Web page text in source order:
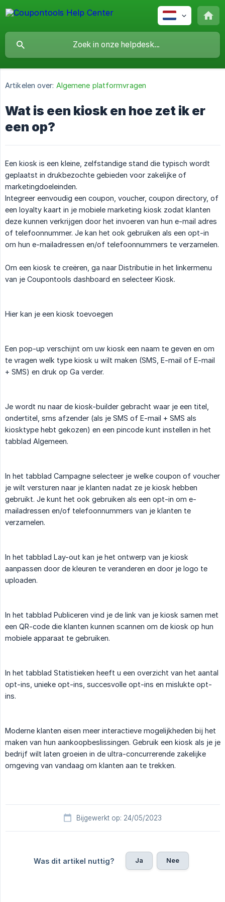
Artikelen over: Algemene platformvragen
Wat is een kiosk en hoe zet ik er
een op?
Een kiosk is een kleine, zelfstandige stand die typisch wordt
geplaatst in drukbezochte gebieden voor zakelijke of
marketingdoeleinden.
Integreer eenvoudig een coupon, voucher, coupon directory, of
een loyalty kaart in je mobiele marketing kiosk zodat klanten
deze kunnen verkrijgen door het invoeren van hun e-mail adres
of telefoonnummer. Je kan het ook gebruiken als een opt-in
om hun e-mailadressen en/of telefoonnummers te verzamelen.
Om een kiosk te creëren, ga naar Distributie in het linkermenu
van je Coupontools dashboard en selecteer Kiosk.
Hier kan je een kiosk toevoegen
Een pop-up verschijnt om uw kiosk een naam te geven en om
te vragen welk type kiosk u wilt maken (SMS, E-mail of E-mail
+ SMS) en druk op Ga verder.
Je wordt nu naar de kiosk-builder gebracht waar je een titel,
ondertitel, sms afzender (als je SMS of E-mail + SMS als
kiosktype hebt gekozen) en een pincode kunt instellen in het
tabblad Algemeen.
In het tabblad Campagne selecteer je welke coupon of voucher
je wilt versturen naar je klanten nadat ze je kiosk hebben
gebruikt. Je kunt het ook gebruiken als een opt-in om e-
mailadressen en/of telefoonnummers van je klanten te
verzamelen.
In het tabblad Lay-out kan je het ontwerp van je kiosk
aanpassen door de kleuren te veranderen en door je logo te
uploaden.
In het tabblad Publiceren vind je de link van je kiosk samen met
een QR-code die klanten kunnen scannen om de kiosk op hun
mobiele apparaat te gebruiken.
In het tabblad Statistieken heeft u een overzicht van het aantal
opt-ins, unieke opt-ins, succesvolle opt-ins en mislukte opt-
ins.
Moderne klanten eisen meer interactieve mogelijkheden bij het
maken van hun aankoopbeslissingen. Gebruik een kiosk als je je
bedrijf wilt laten groeien in de ultra-concurrerende zakelijke
omgeving van vandaag om klanten aan te trekken.
Bijgewerkt op: 24/05/2023
Was dit artikel nuttig? Ja Nee